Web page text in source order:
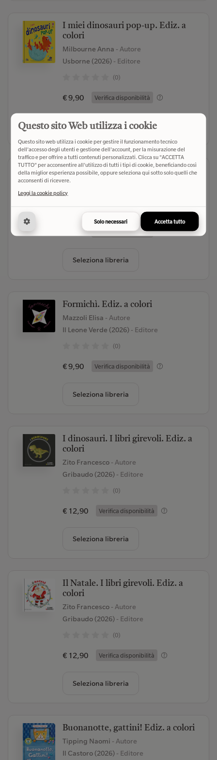
I miei dinosauri pop-up. Ediz. a
colori
Milbourne Anna - Autore
Usborne (2026)- Editore
(0)
€ 9,90 Verifica disponibilità
Seleziona libreria
Rino Rino. Ediz. a colori
Mazzoli Elisa
Il Leone Verde (2026)
€ 9,90 Verifica disponibilità
Seleziona libreria
Formichì. Ediz. a colori
Mazzoli Elisa - Autore
Il Leone Verde (2026)- Editore
(0)
€ 9,90 Verifica disponibilità
Seleziona libreria
I dinosauri. I libri girevoli. Ediz. a
colori
Zito Francesco - Autore
Gribaudo (2026)- Editore
(0)
€ 12,90 Verifica disponibilità
Seleziona libreria
Il Natale. I libri girevoli. Ediz. a
colori
Zito Francesco - Autore
Gribaudo (2026)- Editore
(0)
€ 12,90 Verifica disponibilità
Seleziona libreria
Buonanotte, gattini! Ediz. a colori
Tipping Naomi - Autore
Il Castoro (2026)- Editore
Questo sito Web utilizza i cookie
Questo sito web utilizza i cookie per gestire il funzionamento tecnico
dell'accesso degli utenti e gestione dell'account, per la misurazione del
traffico e per offrire a tutti contenuti personalizzati. Clicca su "ACCETTA
TUTTO" per acconsentire all'utilizzo di tutti i tipi di cookie, beneficiando così
della miglior esperienza possibile, oppure seleziona qui sotto solo quelli che
acconsenti di ricevere.
Leggi la cookie policy
Solo necessari Accetta tutto